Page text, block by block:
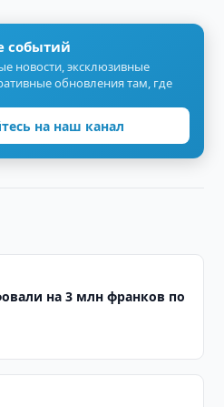
событий
новости, эксклюзивные
обновления там, где
на наш канал
на 3 млн франков по